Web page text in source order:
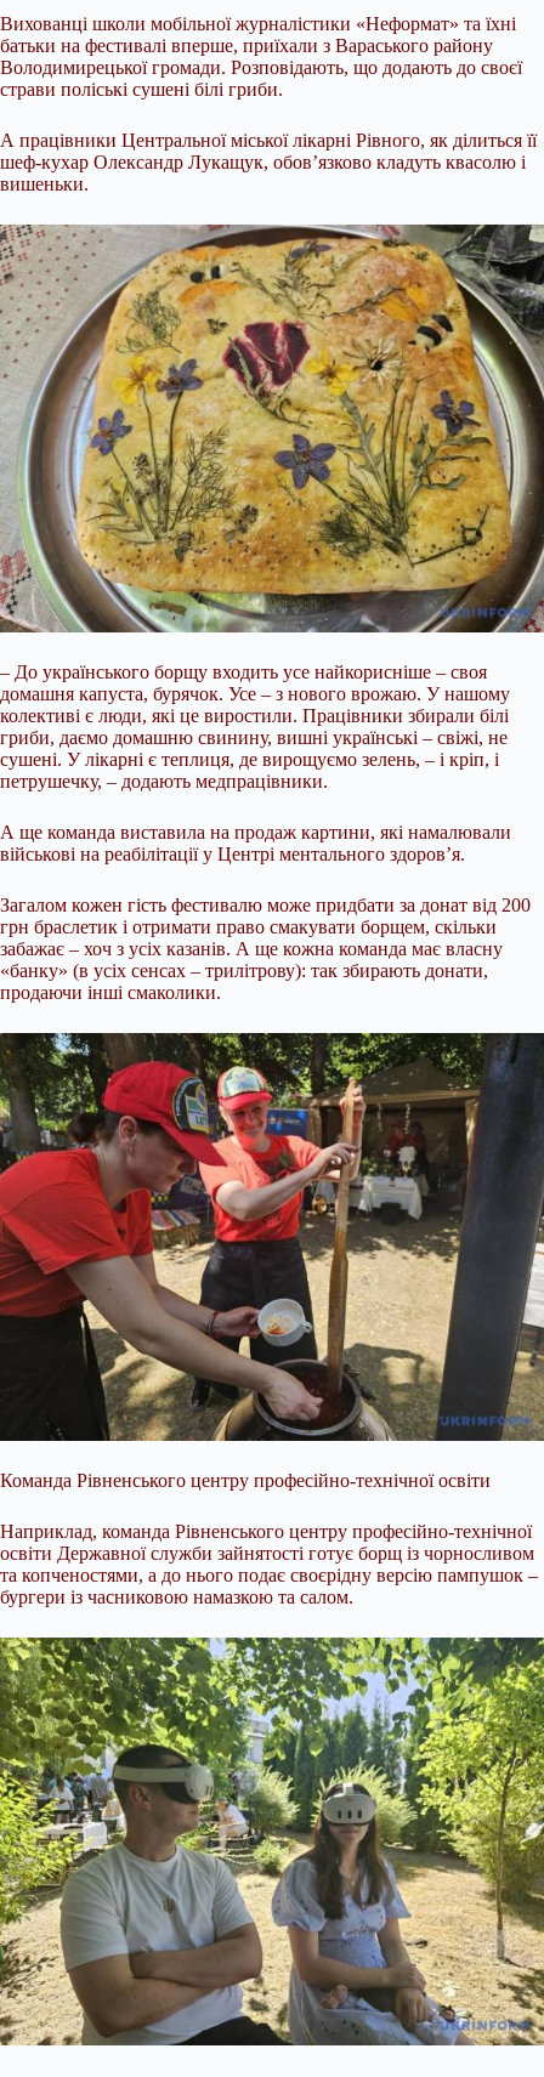
Вихованці школи мобільної журналістики «Неформат» та їхні
батьки на фестивалі вперше, приїхали з Вараського району
Володимирецької громади. Розповідають, що додають до своєї
страви поліські сушені білі гриби.
А працівники Центральної міської лікарні Рівного, як ділиться її
шеф-кухар Олександр Лукащук, обов’язково кладуть квасолю і
вишеньки.
– До українського борщу входить усе найкорисніше – своя
домашня капуста, бурячок. Усе – з нового врожаю. У нашому
колективі є люди, які це виростили. Працівники збирали білі
гриби, даємо домашню свинину, вишні українські – свіжі, не
сушені. У лікарні є теплиця, де вирощуємо зелень, – і кріп, і
петрушечку, – додають медпрацівники.
А ще команда виставила на продаж картини, які намалювали
військові на реабілітації у Центрі ментального здоров’я.
Загалом кожен гість фестивалю може придбати за донат від 200
грн браслетик і отримати право смакувати борщем, скільки
забажає – хоч з усіх казанів. А ще кожна команда має власну
«банку» (в усіх сенсах – трилітрову): так збирають донати,
продаючи інші смаколики.
Команда Рівненського центру професійно-технічної освіти
Наприклад, команда Рівненського центру професійно-технічної
освіти Державної служби зайнятості готує борщ із чорносливом
та копченостями, а до нього подає своєрідну версію пампушок –
бургери із часниковою намазкою та салом.